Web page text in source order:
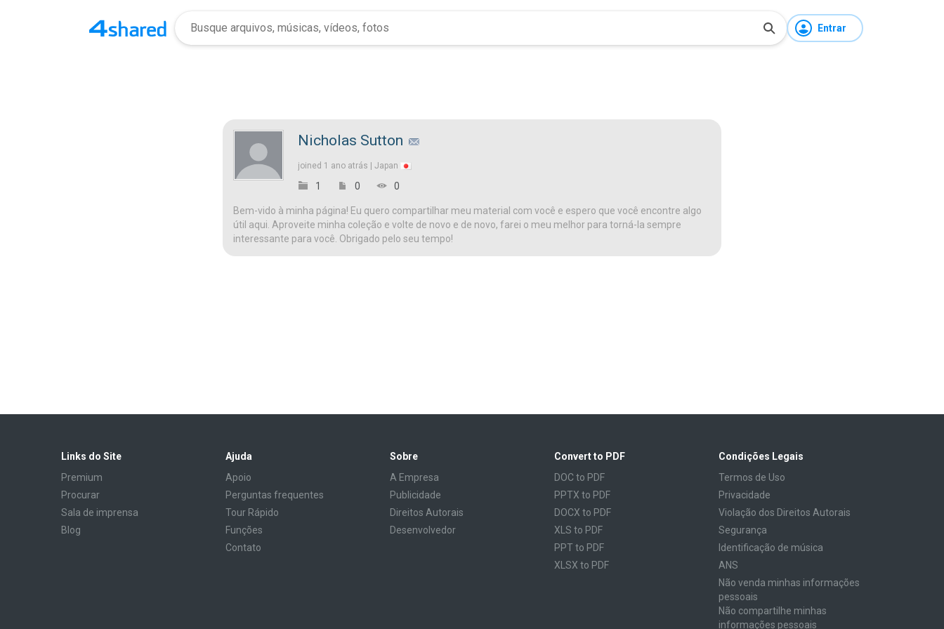
Entrar
Nicholas Sutton
joined 1 ano atrás | Japan
1 0 0
Bem-vido à minha página! Eu quero compartilhar meu material com você e espero que você encontre algo
útil aqui. Aproveite minha coleção e volte de novo e de novo, farei o meu melhor para torná-la sempre
interessante para você. Obrigado pelo seu tempo!
Links do Site
Premium
Procurar
Sala de imprensa
Blog
Ajuda
Apoio
Perguntas frequentes
Tour Rápido
Funções
Contato
Sobre
A Empresa
Publicidade
Direitos Autorais
Desenvolvedor
Convert to PDF
DOC to PDF
PPTX to PDF
DOCX to PDF
XLS to PDF
PPT to PDF
XLSX to PDF
Condições Legais
Termos de Uso
Privacidade
Violação dos Direitos Autorais
Segurança
Identificação de música
ANS
Não venda minhas informações
pessoais
Não compartilhe minhas
informações pessoais